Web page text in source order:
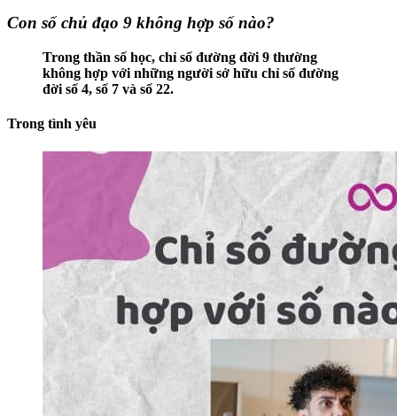
Con số chủ đạo 9 không hợp số nào?
Trong thần số học, chỉ số đường đời 9 thường
không hợp với những người sở hữu chỉ số đường
đời số 4, số 7 và số 22.
Trong tình yêu